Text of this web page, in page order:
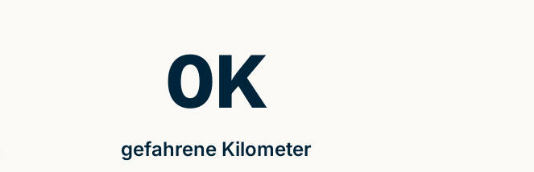
gefahrene Kilometer
0K